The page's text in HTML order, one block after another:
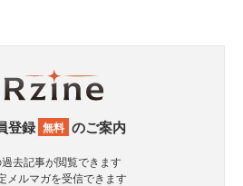
登録 無料 のご案内
過去記事が閲覧できます
メルマガを受信できます